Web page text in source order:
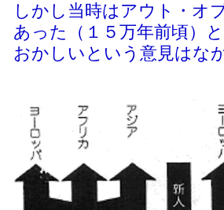
しかし当時はアウト・オ
あった（１５万年前頃）
おかしいという意見はな